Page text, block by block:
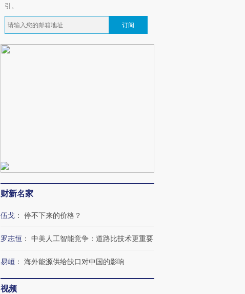
引。
订阅
财新名家
伍戈 ： 停不下来的价格？
罗志恒 ： 中美人工智能竞争：道路比技术更重要
易峘 ： 海外能源供给缺口对中国的影响
视频